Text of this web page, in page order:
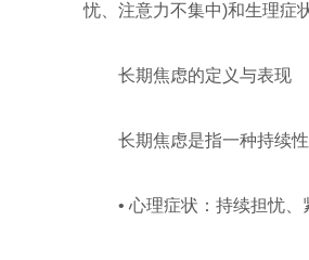
忧、注意力不集中)和生理症
长期焦虑的定义与表现
长期焦虑是指一种持续
• 心理症状：持续担忧